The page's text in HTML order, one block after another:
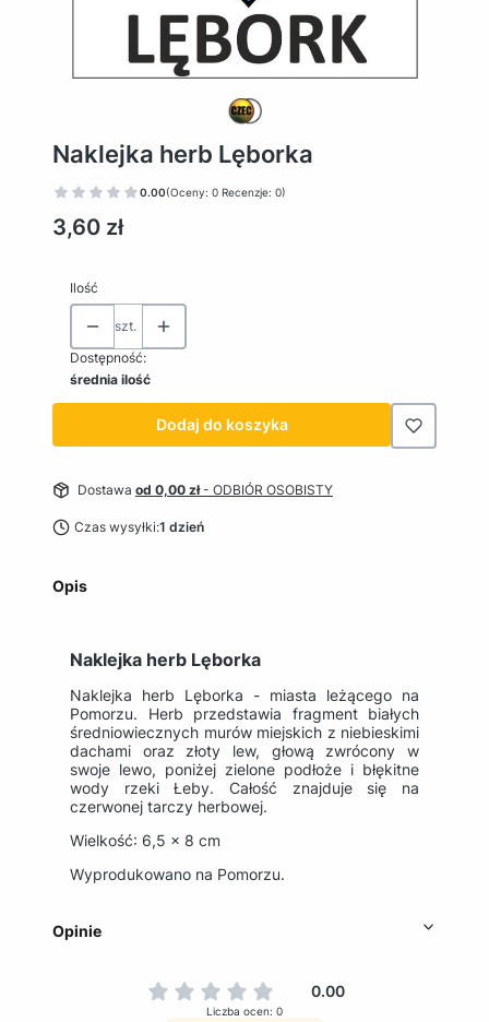
Naklejka herb Lęborka
0.00(Oceny: 0 Recenzje: 0)
Cena
3,60 zł
Ilość
szt.
Dostępność:
średnia ilość
Dodaj do koszyka
Dostawa od 0,00 zł- ODBIÓR OSOBISTY
Czas wysyłki:1 dzień
Opis
Naklejka herb Lęborka
Naklejka herb Lęborka - miasta leżącego na
Pomorzu. Herb przedstawia fragment białych
średniowiecznych murów miejskich z niebieskimi
dachami oraz złoty lew, głową zwrócony w
swoje lewo, poniżej zielone podłoże i błękitne
wody rzeki Łeby. Całość znajduje się na
czerwonej tarczy herbowej.
Wielkość: 6,5 x 8 cm
Wyprodukowano na Pomorzu.
Opinie
0.00
Liczba ocen: 0